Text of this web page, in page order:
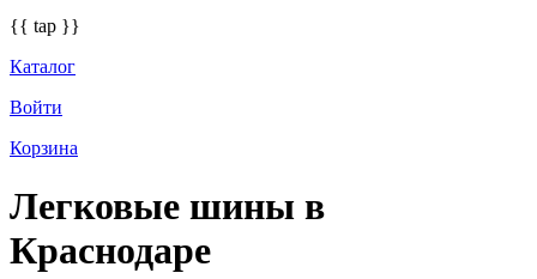
{{ tap }}
Каталог
Войти
Корзина
Легковые шины в
Краснодаре